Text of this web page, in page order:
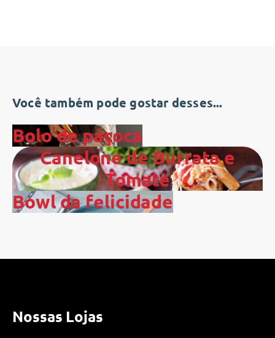
Você também pode gostar desses...
Bolo de paçoca
Canelone de Burrata e
Tomate
Bowl da felicidade
Nossas Lojas